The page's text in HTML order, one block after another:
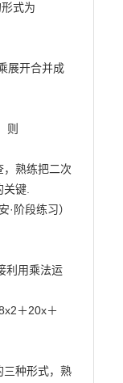
式为
展开合并成
则
，熟练把二次
键.
·阶段练习）
利用乘法运
＋20x＋
三种形式，熟